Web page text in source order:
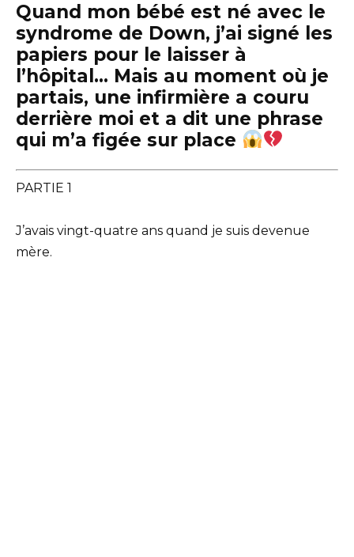
Quand mon bébé est né avec le
syndrome de Down, j’ai signé les
papiers pour le laisser à
l’hôpital… Mais au moment où je
partais, une infirmière a couru
derrière moi et a dit une phrase
qui m’a figée sur place
PARTIE 1
J’avais vingt-quatre ans quand je suis devenue
mère.